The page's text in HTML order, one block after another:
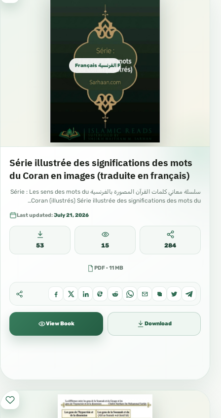
Français الفرنسية French
Série illustrée des significations des mots
du Coran en images (traduite en français)
سلسلة معاني كلمات القرآن المصورة بالفرنسية Série : Les sens des mots du
Coran (illustrés) Série illustrée des significations des mots du…
Last updated:July 21, 2026
53 15 284
PDF · 11 MB
View Book Download